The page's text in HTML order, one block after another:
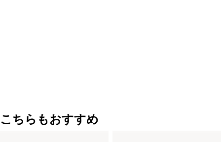
こちらもおすすめ